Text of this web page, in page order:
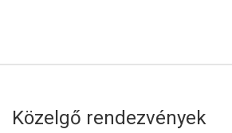
Közelgő rendezvények